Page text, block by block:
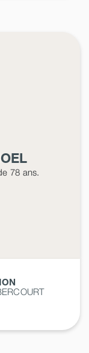
78 ans.